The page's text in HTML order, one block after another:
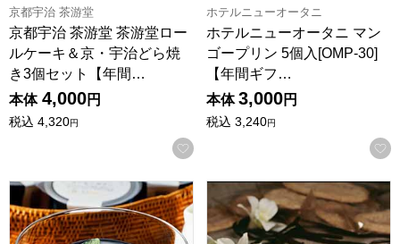
京都宇治 茶游堂
京都宇治 茶游堂 茶游堂ロー
ルケーキ＆京・宇治どら焼
き3個セット【年間…
本体 4,000円
税込 4,320円
お気に入りに登録する
ホテルニューオータニ
ホテルニューオータニ マン
ゴープリン 5個入[OMP-30]
【年間ギフ…
本体 3,000円
税込 3,240円
ホテルニューオータニ SATSUKI コーヒーゼリー 6個入
ホテルニューオータニ スー